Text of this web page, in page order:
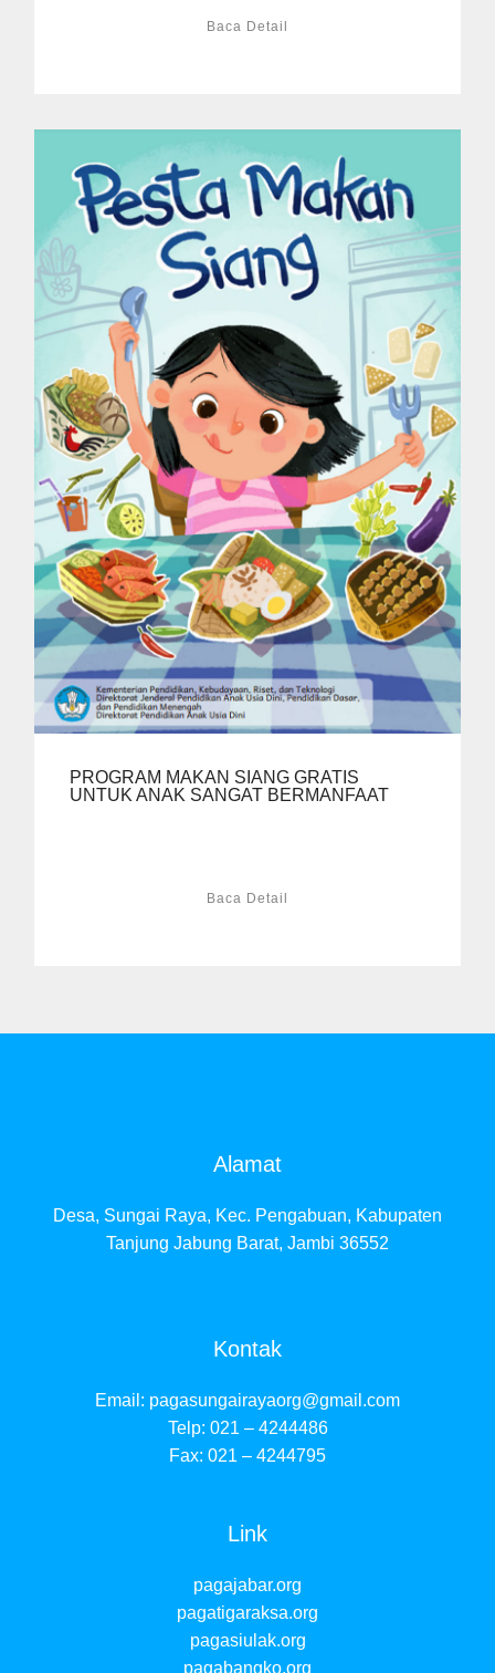
Baca Detail
PROGRAM MAKAN SIANG GRATIS
UNTUK ANAK SANGAT BERMANFAAT
Baca Detail
Alamat
Desa, Sungai Raya, Kec. Pengabuan, Kabupaten
Tanjung Jabung Barat, Jambi 36552
Kontak
Email: pagasungairayaorg@gmail.com
Telp: 021 – 4244486
Fax: 021 – 4244795
Link
pagajabar.org
pagatigaraksa.org
pagasiulak.org
pagabangko.org